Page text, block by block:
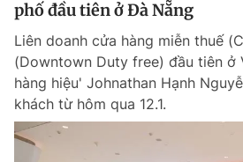
phố đầu tiên ở Đà Nẵng
Liên doanh cửa hàng miễn thuế
(Downtown Duty free) đầu tiên ở
hàng hiệu' Johnathan Hạnh
khách từ hôm qua 12.1.